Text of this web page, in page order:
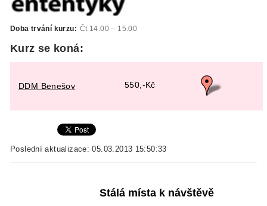
Doba trvání kurzu: Čt 14.00 – 15.00
Kurz se koná:
DDM Benešov 550,-Kč
Poslední aktualizace: 05.03.2013 15:50:33
Stálá místa k návštěvě